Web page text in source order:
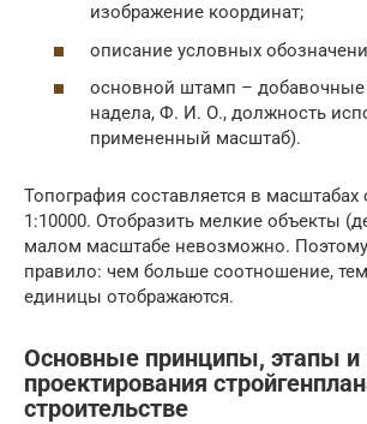
изображение координат;
описание условных
основной штамп – добавочные
надела, Ф. И. О., должность
примененный масштаб).
Топография составляется в масштабах
1:10000. Отобразить мелкие объекты
малом масштабе невозможно. Поэтому
правило: чем больше соотношение,
единицы отображаются.
Основные принципы, этапы и
проектирования
строительстве